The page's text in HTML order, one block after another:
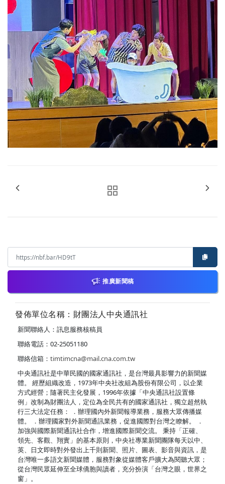
推廣新聞稿
發佈單位名稱：財團法人中央通訊社
新聞聯絡人：訊息服務核稿員
聯絡電話：02-25051180
聯絡信箱： timtimcna@mail.cna.com.tw
中央通訊社是中華民國的國家通訊社，是台灣最具影響力的新聞媒
體。 經歷組織改造，1973年中央社改組為股份有限公司，以企業
方式經營；隨著民主化發展，1996年依據「中央通訊社設置條
例」改制為財團法人，定位為全民共有的國家通訊社，獨立超然執
行三大法定任務： ．辦理國內外新聞報導業務，服務大眾傳播媒
體。 ．辦理國家對外新聞通訊業務，促進國際對台灣之瞭解。 ．
加強與國際新聞通訊社合作，增進國際新聞交流。 秉持「正確、
領先、客觀、翔實」的基本原則，中央社專業新聞團隊每天以中、
英、日文即時對外發出上千則新聞、照片、圖表、影音與資訊，是
台灣唯一多語文新聞媒體，服務對象從媒體客戶擴大為閱聽大眾；
從台灣民眾延伸至全球僑胞與讀者，充分扮演「台灣之眼，世界之
窗」。